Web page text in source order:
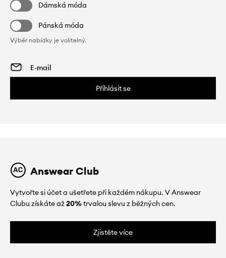
Dámská móda
Pánská móda
Výběr nabídky je volitelný.
Přihlásit se
Answear Club
Vytvořte si účet a ušetřete při každém nákupu. V Answear
Clubu získáte až20%trvalou slevu z běžných cen.
Zjistěte více